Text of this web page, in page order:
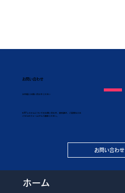
お問い合わせ
​お気軽にお問い合わせください
お問い合わせ
KAPシステムについてのお問い合わせ、資料請求、ご質問などは
こちらのフォームからご連絡ください。
ホーム